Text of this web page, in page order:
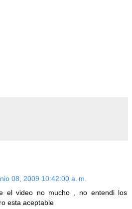
08, 2009 10:42:00 a. m.
el video no mucho , no entendi los
esta aceptable